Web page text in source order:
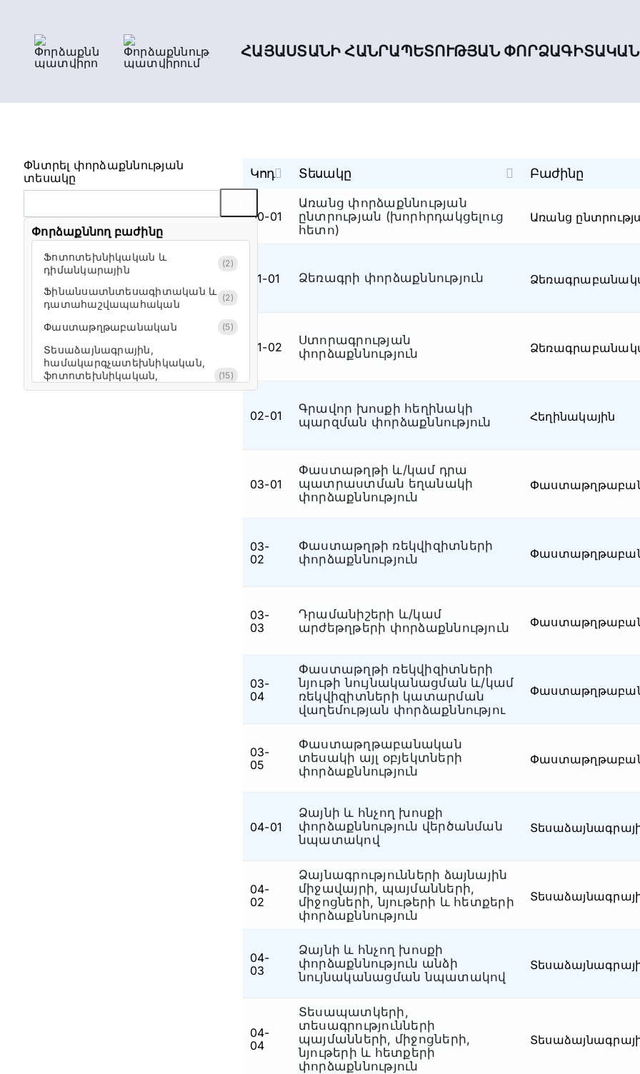
content
ՀԱՅԱՍՏԱՆԻ ՀԱՆՐԱՊԵՏՈՒԹՅԱՆ
Փնտրել փորձաքննության
տեսակը
Փորձաքննող բաժինը
Ֆոտոտեխնիկական և
դիմանկարային
(2)
Ֆինանսատնտեսագիտական և
դատահաշվապահական
(2)
Փաստաթղթաբանական (5)
Տեսաձայնագրային,
համակարգչատեխնիկական,
ֆոտոտեխնիկական,
դիմանկարային և
(15)
Կոդ Տեսակը Բաժինը
00-01
Առանց փորձաքննության
ընտրության (խորհրդակցելուց
հետո)
Առանց
01-01 Ձեռագրի փորձաքննություն
01-02
Ստորագրության
փորձաքննություն
02-01
Գրավոր խոսքի հեղինակի
պարզման փորձաքննություն
Հեղինակային
03-01
Փաստաթղթի և/կամ դրա
պատրաստման եղանակի
փորձաքննություն
03-
02
Փաստաթղթի ռեկվիզիտների
փորձաքննություն
03-
03
Դրամանիշերի և/կամ
արժեթղթերի փորձաքննություն
03-
04
Փաստաթղթի ռեկվիզիտների
նյութի նույնականացման և/կամ
ռեկվիզիտների կատարման
վաղեմության փորձաքննությու
03-
05
Փաստաթղթաբանական
տեսակի այլ օբյեկտների
փորձաքննություն
04-01
Ձայնի և հնչող խոսքի
փորձաքննություն վերծանման
նպատակով
04-
02
Ձայնագրությունների ձայնային
միջավայրի, պայմանների,
միջոցների, նյութերի և հետքերի
փորձաքննություն
04-
03
Ձայնի և հնչող խոսքի
փորձաքննություն անձի
նույնականացման նպատակով
04-
04
Տեսապատկերի,
տեսագրությունների
պայմանների, միջոցների,
նյութերի և հետքերի
փորձաքննություն